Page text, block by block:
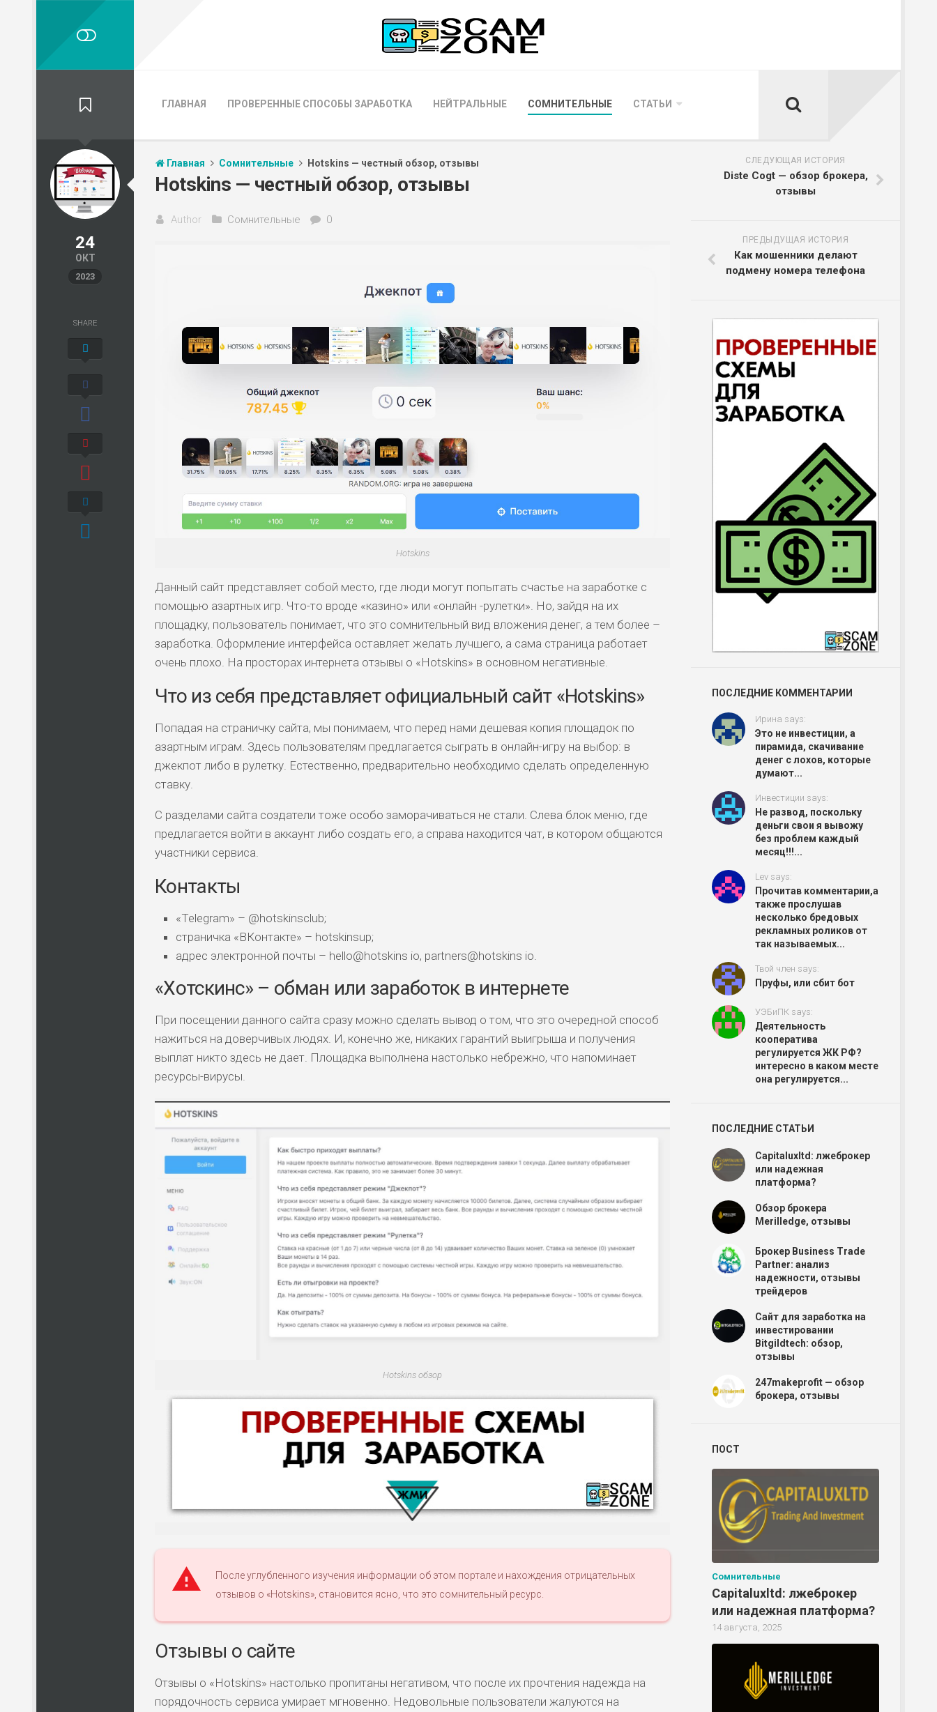
ГЛАВНАЯ ПРОВЕРЕННЫЕ СПОСОБЫ ЗАРАБОТКА НЕЙТРАЛЬНЫЕ СОМНИТЕЛЬНЫЕ СТАТЬИ
24
ОКТ
2023
Главная Сомнительные Hotskins — честный обзор, отзывы
Hotskins — честный обзор, отзывы
Author Сомнительные 0
Hotskins
Данный сайт представляет собой место, где люди могут попытать счастье на заработке с
помощью азартных игр. Что-то вроде «казино» или «онлайн -рулетки». Но, зайдя на их
площадку, пользователь понимает, что это сомнительный вид вложения денег, а тем более –
заработка. Оформление интерфейса оставляет желать лучшего, а сама страница работает
очень плохо. На просторах интернета отзывы о «Hotskins» в основном негативные.
Что из себя представляет официальный сайт «Hotskins»
Попадая на страничку сайта, мы понимаем, что перед нами дешевая копия площадок по
азартным играм. Здесь пользователям предлагается сыграть в онлайн-игру на выбор: в
джекпот либо в рулетку. Естественно, предварительно необходимо сделать определенную
ставку.
С разделами сайта создатели тоже особо заморачиваться не стали. Слева блок меню, где
предлагается войти в аккаунт либо создать его, а справа находится чат, в котором общаются
участники сервиса.
Контакты
«Telegram» – @hotskinsclub;
страничка «ВКонтакте» – hotskinsup;
адрес электронной почты – hello@hotskins io, partners@hotskins io.
«Хотскинс» – обман или заработок в интернете
При посещении данного сайта сразу можно сделать вывод о том, что это очередной способ
нажиться на доверчивых людях. И, конечно же, никаких гарантий выигрыша и получения
выплат никто здесь не дает. Площадка выполнена настолько небрежно, что напоминает
ресурсы-вирусы.
Hotskins обзор
ПОДОЙДЕТ
ВЫСОКИ
ВЫСОКИ
ОБЗОР
После углубленного изучения информации об этом портале и нахождения отрицательных
отзывов о «Hotskins», становится ясно, что это сомнительный ресурс.
Отзывы о сайте
Отзывы о «Hotskins» настолько пропитаны негативом, что после их прочтения надежда на
порядочность сервиса умирает мгновенно. Недовольные пользователи жалуются на
SHARE
СЛЕДУЮЩАЯ ИСТОРИЯ
Diste Cogt — обзор брокера,
отзывы
ПРЕДЫДУЩАЯ ИСТОРИЯ
Как мошенники делают
подмену номера телефона
ПОСЛЕДНИЕ КОММЕНТАРИИ
Ирина says:
Это не инвестиции, а
пирамида, скачивание
денег с лохов, которые
думают...
Инвестиции says:
Не развод, поскольку
деньги свои я вывожу
без проблем каждый
месяц!!!...
Lev says:
Прочитав комментарии,а
также прослушав
несколько бредовых
рекламных роликов от
так называемых...
Твой член says:
Пруфы, или сбит бот
УЭБиПК says:
Деятельность
кооператива
регулируется ЖК РФ?
интересно в каком месте
она регулируется...
ПОСЛЕДНИЕ СТАТЬИ
Capitaluxltd: лжеброкер
или надежная
платформа?
Обзор брокера
Merilledge, отзывы
Брокер Business Trade
Partner: анализ
надежности, отзывы
трейдеров
Сайт для заработка на
инвестировании
Bitgildtech: обзор,
отзывы
247makeprofit — обзор
брокера, отзывы
ПОСТ
Сомнительные
Capitaluxltd: лжеброкер
или надежная платформа?
14 августа, 2025